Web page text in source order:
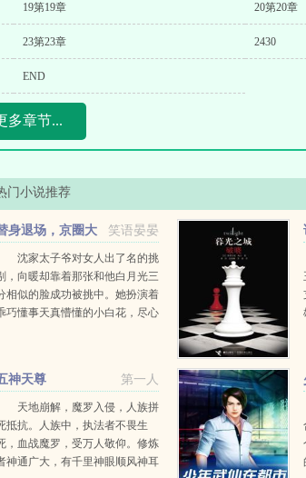
19第19章 20第20章
23第23章 2430
END
多章节...
门小说推荐
笑语晏晏
身退场，京圈大
佬急疯了
沈家太子爷对女人出了名的挑
，向暖却靠着那张和他白月光三
相似的脸成功被挑中。她扮演着
巧懂事天真懵懂的小白花，尽心
套，被捧成了小有名气的二...第一人
神天尊
天地崩解，魔罗入侵，人族拼
抵抗。人族中，执法者不畏生
，血战魔罗，受万人敬仰。修炼
神通广大，有千里神眼顺风神耳